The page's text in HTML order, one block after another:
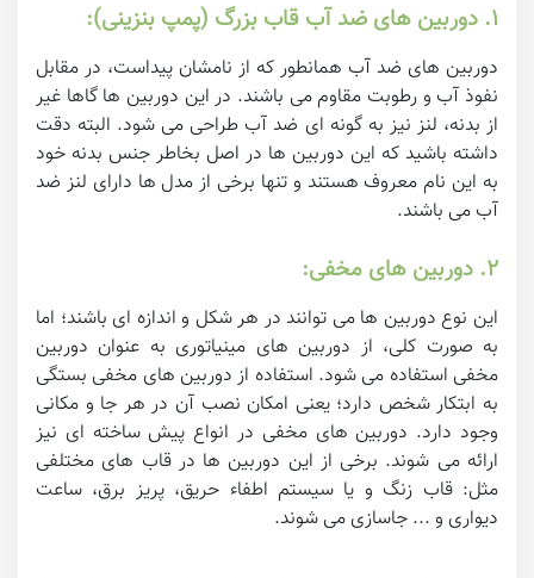
۱. دوربین های ضد آب قاب بزرگ (پمپ بنزینی):
دوربین های ضد آب همانطور که از نامشان پیداست، در مقابل
نفوذ آب و رطوبت مقاوم می باشند. در این دوربین ها گاها غیر
از بدنه، لنز نیز به گونه ای ضد آب طراحی می شود. البته دقت
داشته باشید که این دوربین ها در اصل بخاطر جنس بدنه خود
به این نام معروف هستند و تنها برخی از مدل ها دارای لنز ضد
آب می باشند.
۲. دوربین های مخفی:
این نوع دوربین ها می توانند در هر شکل و اندازه ای باشند؛ اما
به صورت کلی، از دوربین های مینیاتوری به عنوان دوربین
مخفی استفاده می شود. استفاده از دوربین های مخفی بستگی
به ابتکار شخص دارد؛ یعنی امکان نصب آن در هر جا و مکانی
وجود دارد. دوربین های مخفی در انواع پیش ساخته ای نیز
ارائه می شوند. برخی از این دوربین ها در قاب های مختلفی
مثل: قاب زنگ و یا سیستم اطفاء حریق، پریز برق، ساعت
دیواری و ... جاسازی می شوند.